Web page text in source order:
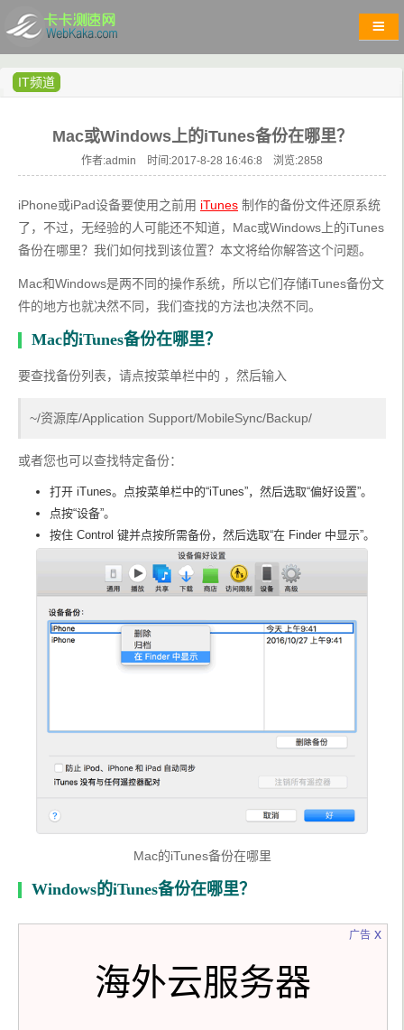
IT频道
Mac或Windows上的iTunes备份在哪里？
作者:admin 时间:2017-8-28 16:46:8 浏览:2858
iPhone或iPad设备要使用之前用 iTunes 制作的备份文件还原系统
了，不过，无经验的人可能还不知道，Mac或Windows上的iTunes
备份在哪里？我们如何找到该位置？本文将给你解答这个问题。
Mac和Windows是两不同的操作系统，所以它们存储iTunes备份文
件的地方也就决然不同，我们查找的方法也决然不同。
Mac的iTunes备份在哪里？
要查找备份列表，请点按菜单栏中的 ，然后输入
~/资源库/Application Support/MobileSync/Backup/
或者您也可以查找特定备份：
打开 iTunes。点按菜单栏中的“iTunes”，然后选取“偏好设置”。
点按“设备”。
按住 Control 键并点按所需备份，然后选取“在 Finder 中显示”。
Mac的iTunes备份在哪里
Windows的iTunes备份在哪里？
广告
海外云服务器
x